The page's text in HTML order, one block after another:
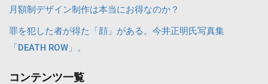
月額制デザイン制作は本当にお得なのか？
罪を犯した者が得た「顔」がある。今井正明氏写真集
「DEATH ROW」。
コンテンツ一覧